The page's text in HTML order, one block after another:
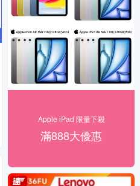
Apple iPad 限量下殺
滿888大優惠